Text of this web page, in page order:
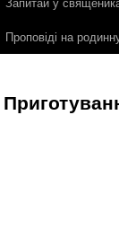
контенту
Проповіді на